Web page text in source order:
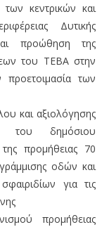
των κεντρικών και
Δυτικής
προώθηση της
του ΤΕΒΑ στην
των
και αξιολόγησης
του δημόσιου
προμήθειας 70
οδών και
για τις
προμήθειας